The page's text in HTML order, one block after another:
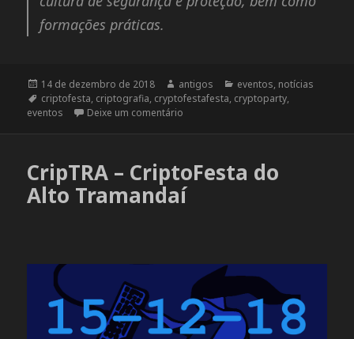
formações práticas.
Publicado
em
14 de dezembro de 2018 Autor
antigos Categorias
eventos, notícias
Tags
criptofesta, criptografia, cryptofestafesta, cryptoparty,
eventos
Deixe um comentário
CripTRA – CriptoFesta do
Alto Tramandaí